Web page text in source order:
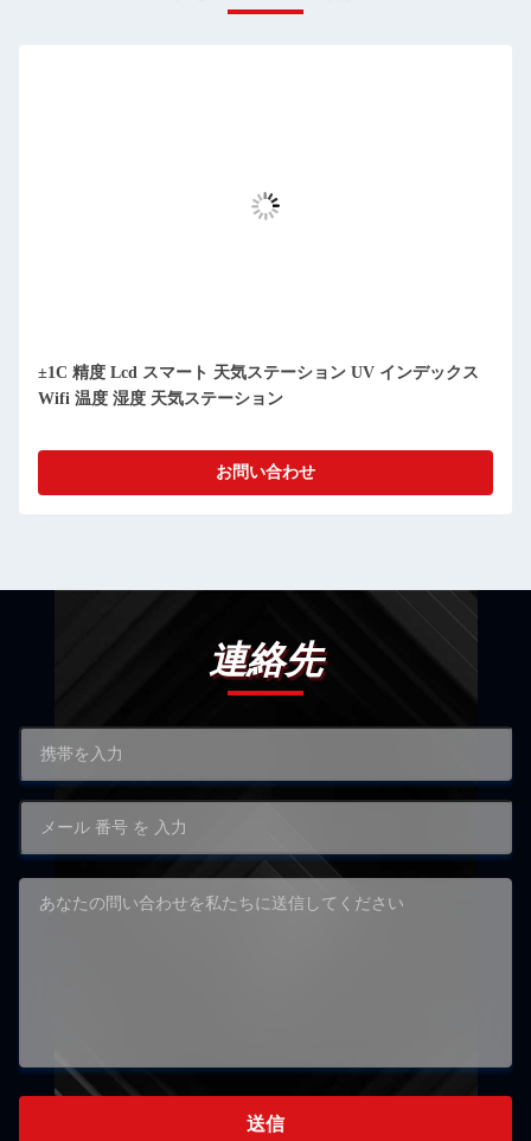
±1C 精度 Lcd スマート 天気ステーション UV インデックス
Wifi 温度 湿度 天気ステーション
お問い合わせ
連絡先
送信